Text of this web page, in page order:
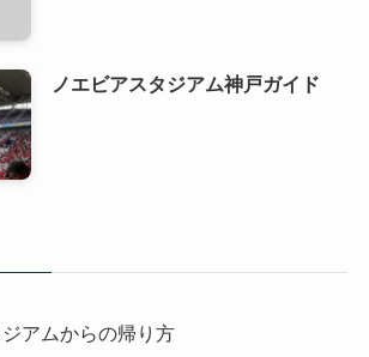
ノエビアスタジアム神戸ガイド
アムからの帰り方